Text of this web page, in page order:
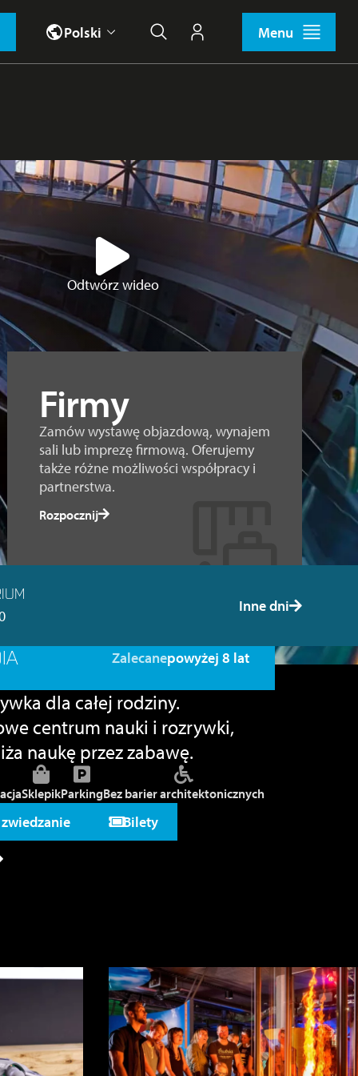
Polski Wyszukiwanie
Moje konto Menu
Odtwórz wideo
Firmy
Zamów wystawę objazdową, wynajem
sali lub imprezę firmową. Oferujemy
także różne możliwości współpracy i
partnerstwa.
Rozpocznij
Inne dni
Zalecanepowyżej 8 lat
dla całej rodziny.
centrum nauki i rozrywki,
naukę przez zabawę.
SklepikParkingBez barier architektonicznych
Bilety